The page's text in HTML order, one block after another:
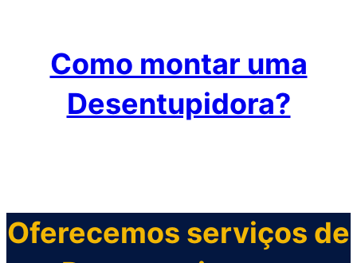
Como montar uma
Desentupidora?
Oferecemos serviços de